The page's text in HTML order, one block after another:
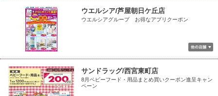
ウエルシア/芦屋朝日ケ丘店
ウエルシアグループ お得なアプリクーポン
サンドラッグ/西宮東町店
8月ベビーフード・用品まとめ買いクーポン進呈キャン
ペーン